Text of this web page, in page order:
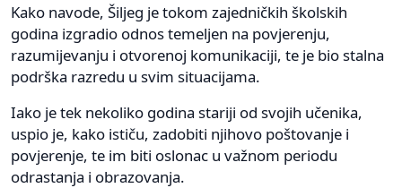
Kako navode, Šiljeg je tokom zajedničkih školskih
godina izgradio odnos temeljen na povjerenju,
razumijevanju i otvorenoj komunikaciji, te je bio stalna
podrška razredu u svim situacijama.
Iako je tek nekoliko godina stariji od svojih učenika,
uspio je, kako ističu, zadobiti njihovo poštovanje i
povjerenje, te im biti oslonac u važnom periodu
odrastanja i obrazovanja.